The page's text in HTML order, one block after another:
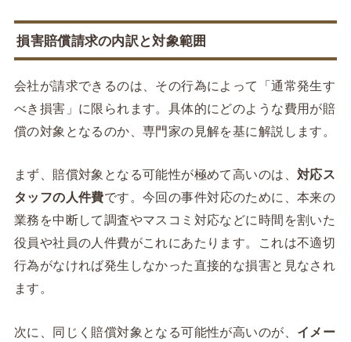
損害賠償請求の内訳と対象範囲
会社が請求できるのは、その行為によって「通常発生す
べき損害」に限られます。具体的にどのような費用が賠
償の対象となるのか、専門家の見解を基に解説します。
まず、賠償対象となる可能性が極めて高いのは、 対応ス
タッフの人件費です。今回の事件対応のために、本来の
業務を中断して調査やマスコミ対応などに時間を割いた
役員や社員の人件費がこれにあたります。これは不適切
行為がなければ発生しなかった直接的な損害と見なされ
ます。
次に、同じく賠償対象となる可能性が高いのが、 イメー